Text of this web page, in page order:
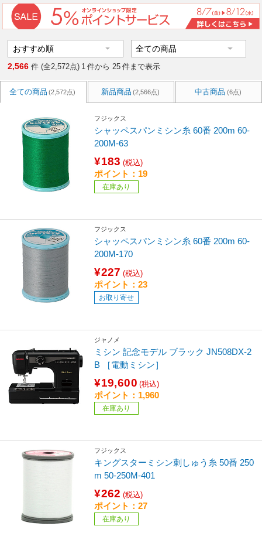
2,566 件 (全2,572点) 1 件から 25 件まで表示
全ての商品 (2,572点) 新品商品 (2,566点) 中古商品 (6点)
フジックス
シャッペスパンミシン糸 60番 200m 60-
200M-63
¥183 (税込)
ポイント：19
在庫あり
フジックス
シャッペスパンミシン糸 60番 200m 60-
200M-170
¥227 (税込)
ポイント：23
お取り寄せ
ジャノメ
ミシン 記念モデル ブラック JN508DX-2
B ［電動ミシン］
¥19,600 (税込)
ポイント：1,960
在庫あり
フジックス
キングスターミシン刺しゅう糸 50番 250
m 50-250M-401
¥262 (税込)
ポイント：27
在庫あり